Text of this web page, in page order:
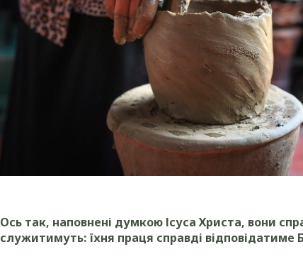
Ось так, наповнені думкою Ісуса Христа, вони
служитимуть: їхня праця справді відповідатиме